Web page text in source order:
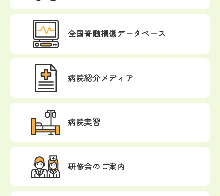
全国脊髄損傷データベース
病院紹介メディア
病院実習
研修会のご案内